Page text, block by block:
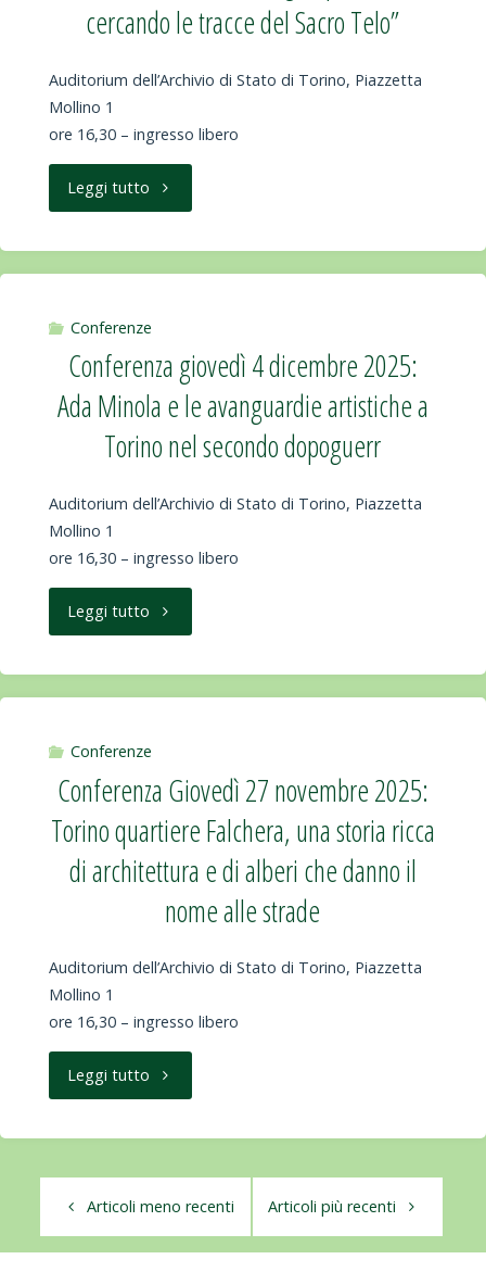
che
fanno male”."
la
prima
architetta
all’ordine
di
Torino”."
cercando le tracce del Sacro Telo”
Auditorium dell’Archivio di Stato di Torino, Piazzetta
Mollino 1
ore 16,30 – ingresso libero
Leggi tutto "Giovedì
gennaio
2026
conferenza:
“Torino
la
Sindone:
In
per
la
città
cercando
le
del
Sacro
Telo”"
Conferenze
Conferenza giovedì 4 dicembre 2025:
Ada Minola e le avanguardie artistiche a
Torino nel secondo dopoguerr
Auditorium dell’Archivio di Stato di Torino, Piazzetta
Mollino 1
ore 16,30 – ingresso libero
Leggi tutto "Conferenza
4
dicembre
2025:
Ada
avanguardie
artistiche
nel
Conferenze
Conferenza Giovedì 27 novembre 2025:
Torino quartiere Falchera, una storia ricca
di architettura e di alberi che danno il
nome alle strade
Auditorium dell’Archivio di Stato di Torino, Piazzetta
Mollino 1
ore 16,30 – ingresso libero
Leggi tutto "Conferenza
novembre
Articoli meno recenti Articoli più recenti